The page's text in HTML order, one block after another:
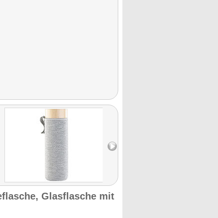
Glasflasche mit